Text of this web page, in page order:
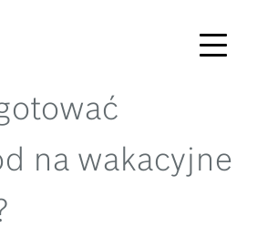
na wakacyjne